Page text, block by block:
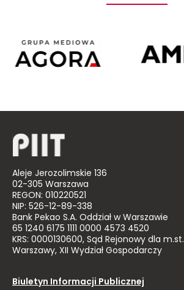
Agora
Aleje Jerozolimskie 136
02-305 Warszawa
REGON: 010220521
NIP: 526-12-89-338
Bank Pekao S.A. Oddział w Warszawie
65 1240 6175 1111 0000 4573 4520
KRS: 0000130600, Sąd Rejonowy dla m.st.
Warszawy, XII Wydział Gospodarczy
Biuletyn Informacji Publicznej